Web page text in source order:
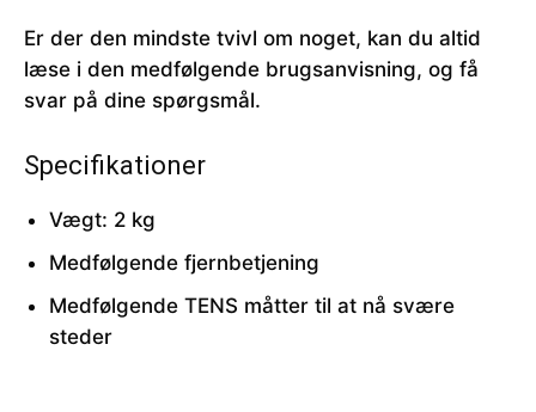
Er der den mindste tvivl om noget, kan du altid
læse i den medfølgende brugsanvisning, og få
svar på dine spørgsmål.
Specifikationer
Vægt: 2 kg
Medfølgende fjernbetjening
Medfølgende TENS måtter til at nå svære
steder